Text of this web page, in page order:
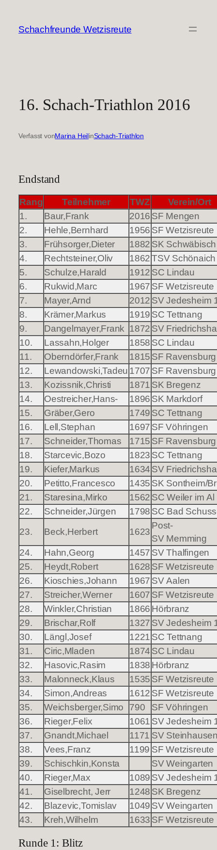
springen
Schachfreunde Wetzisreute
16. Schach-Triathlon 2016
Verfasst vonMarina HeilinSchach-Triathlon
Endstand
Rang Teilnehmer TWZ
Verein/Ort
1.
Baur,Frank 2016 SF Mengen
2.
Hehle,Bernhard 1956 SF Wetzisreute
3.
Frühsorger,Dieter 1882 SK
4.
Rechtsteiner,Oliv 1862TSV Schönaich
5.
Schulze,Harald 1912 SC Lindau
6.
Rukwid,Marc 1967 SF Wetzisreute
7.
Mayer,Arnd 2012 SV Jedesheim
8.
Krämer,Markus 1919 SC Tettnang
9.
Dangelmayer,Frank 1872 SV Friedrichsha
10.
Lassahn,Holger 1858 SC Lindau
11.
Oberndörfer,Frank 1815 SF Ravensburg
12.
Lewandowski,Tadeu 1707 SF Ravensburg
13.
Kozissnik,Christi 1871 SK Bregenz
14.
Oestreicher,Hans- 1896 SK Markdorf
15.
Gräber,Gero 1749 SC Tettnang
16.
Lell,Stephan 1697 SF Vöhringen
17.
Schneider,Thomas 1715 SF Ravensburg
18.
Starcevic,Bozo 1823 SC Tettnang
19.
Kiefer,Markus 1634 SV Friedrichsha
20.
Petitto,Francesco 1435 SK Sontheim/
21.
Staresina,Mirko 1562 SC Weiler im Al
22.
Schneider,Jürgen 1798 SC Bad
23.
Beck,Herbert 1623
Post-
SV Memming
24.
Hahn,Georg 1457 SV Thalfingen
25.
Heydt,Robert 1628 SF Wetzisreute
26.
Kioschies,Johann 1967 SV Aalen
27.
Streicher,Werner 1607 SF Wetzisreute
28.
Winkler,Christian 1866 Hörbranz
29.
Brischar,Rolf 1327 SV Jedesheim
30.
Längl,Josef 1221 SC Tettnang
31.
Ciric,Mladen 1874 SC Lindau
32.
Hasovic,Rasim 1838 Hörbranz
33.
Malonneck,Klaus 1535 SF Wetzisreute
34.
Simon,Andreas 1612 SF Wetzisreute
35.
Weichsberger,Simo 790
SF Vöhringen
36.
Rieger,Felix 1061 SV Jedesheim
37.
Gnandt,Michael 1171 SV
38.
Vees,Franz 1199 SF Wetzisreute
39.
Schischkin,Konsta
SV Weingarten
40.
Rieger,Max 1089 SV Jedesheim
41.
Giselbrecht, Jerr 1248 SK Bregenz
42.
Blazevic,Tomislav 1049 SV Weingarten
43.
Kreh,Wilhelm 1633 SF Wetzisreute
Runde 1: Blitz